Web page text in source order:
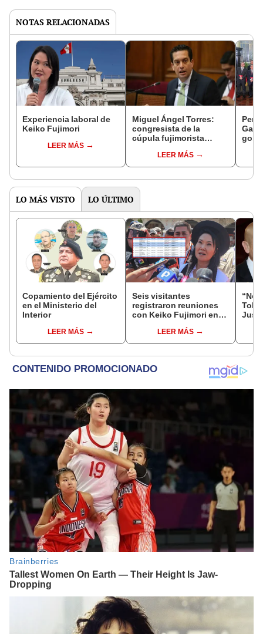
NOTAS RELACIONADAS
Experiencia laboral de
Keiko Fujimori
LEER MÁS
Miguel Ángel Torres:
congresista de la
cúpula fujimorista
del SenadoLEER MÁS
LO MÁS VISTO LO ÚLTIMO
Copamiento del Ejército
en el Ministerio del
Interior
LEER MÁS
Seis visitantes
registraron reuniones
con Keiko Fujimori en
presidenta se
encontraba en Junín
LEER MÁS
“No